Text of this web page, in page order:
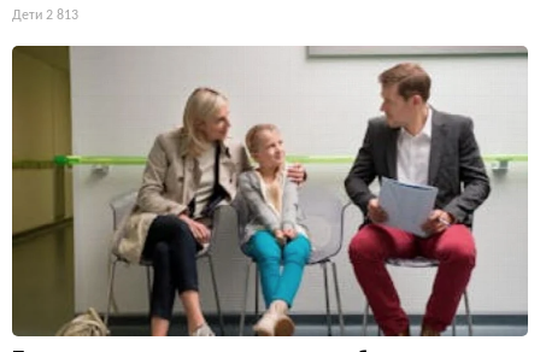
Дети 2 813